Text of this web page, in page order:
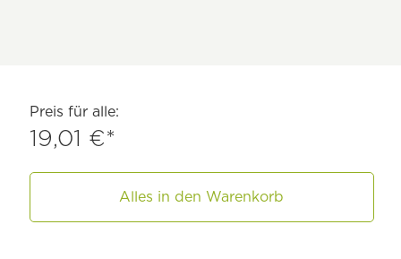
Preis für alle:
19,01 €*
Alles in den Warenkorb